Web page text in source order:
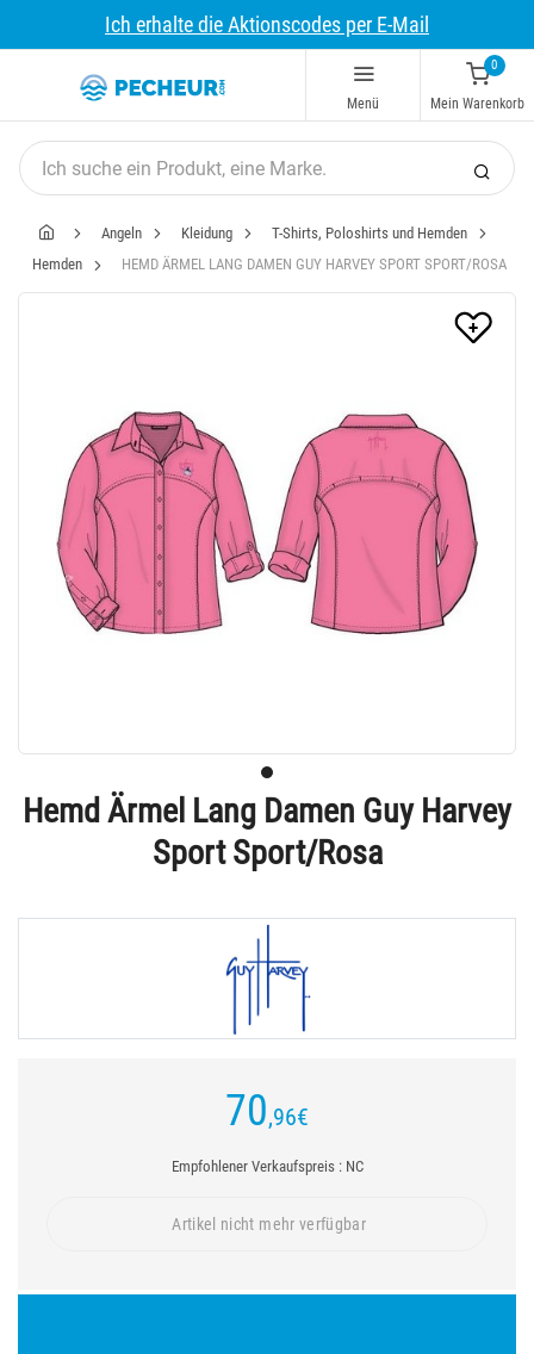
Ich erhalte die Aktionscodes per E-Mail
Menü
0
Mein Warenkorb
Angeln Kleidung
T-Shirts, Poloshirts und Hemden
Hemden
HEMD ÄRMEL LANG DAMEN GUY HARVEY SPORT SPORT/ROSA
Hemd Ärmel Lang Damen Guy Harvey
Sport Sport/Rosa
70,96€
Empfohlener Verkaufspreis : NC
Artikel nicht mehr verfügbar